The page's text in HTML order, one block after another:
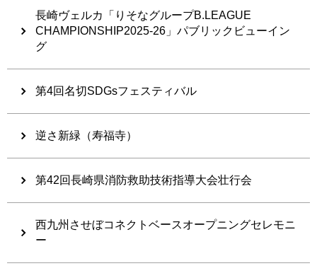
長崎ヴェルカ「りそなグループB.LEAGUE
CHAMPIONSHIP2025-26」パブリックビューイン
グ
第4回名切SDGsフェスティバル
逆さ新緑（寿福寺）
第42回長崎県消防救助技術指導大会壮行会
西九州させぼコネクトベースオープニングセレモニ
ー